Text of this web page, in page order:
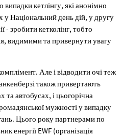
випадки кетлінгу, які анонімно
у Національний день дій, у другу
зробити кетколінг, тобто
видимими та привернути увагу
Але і відводити очі теж
також привертають
та автобусах, і цьогорічна
мужності у випадку
Цього року партнерами по
енергії EWF (організація